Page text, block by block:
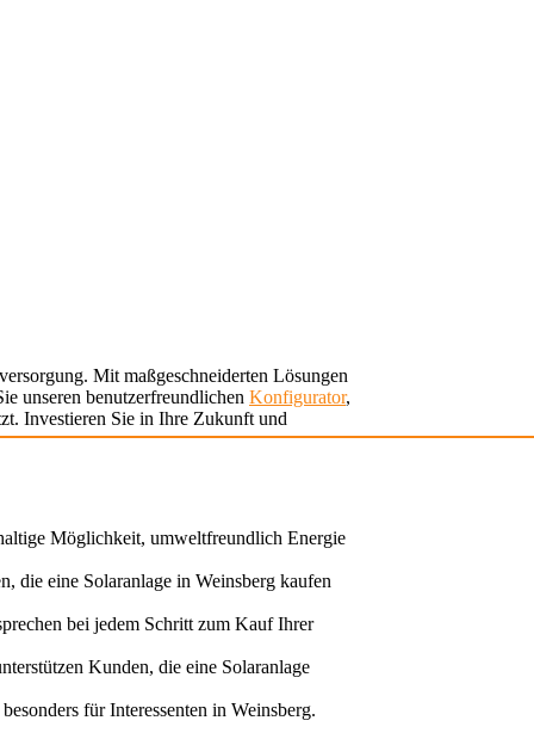
Mit maßgeschneiderten Lösungen
unseren benutzerfreundlichen Konfigurator,
Investieren Sie in Ihre Zukunft und
Möglichkeit, umweltfreundlich Energie
die eine Solaranlage in Weinsberg kaufen
bei jedem Schritt zum Kauf Ihrer
Kunden, die eine Solaranlage
für Interessenten in Weinsberg.